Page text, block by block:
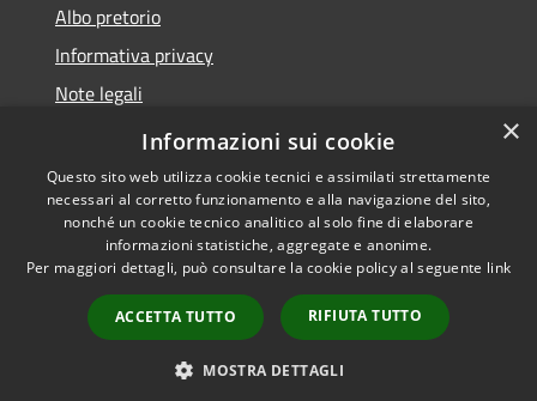
Albo pretorio
Informativa privacy
Note legali
Dichiarazione di accessibilità
Accessibilità
Copyright © 2026 • Comune di
Capralba • Powered by
Municipium•
Accesso
redazione
×
Informazioni sui cookie
Questo sito web utilizza cookie tecnici e assimilati strettamente
necessari al corretto funzionamento e alla navigazione del sito,
nonché un cookie tecnico analitico al solo fine di elaborare
informazioni statistiche, aggregate e anonime.
Per maggiori dettagli, può consultare la cookie policy al seguente link
ACCETTA TUTTO RIFIUTA TUTTO
MOSTRA DETTAGLI